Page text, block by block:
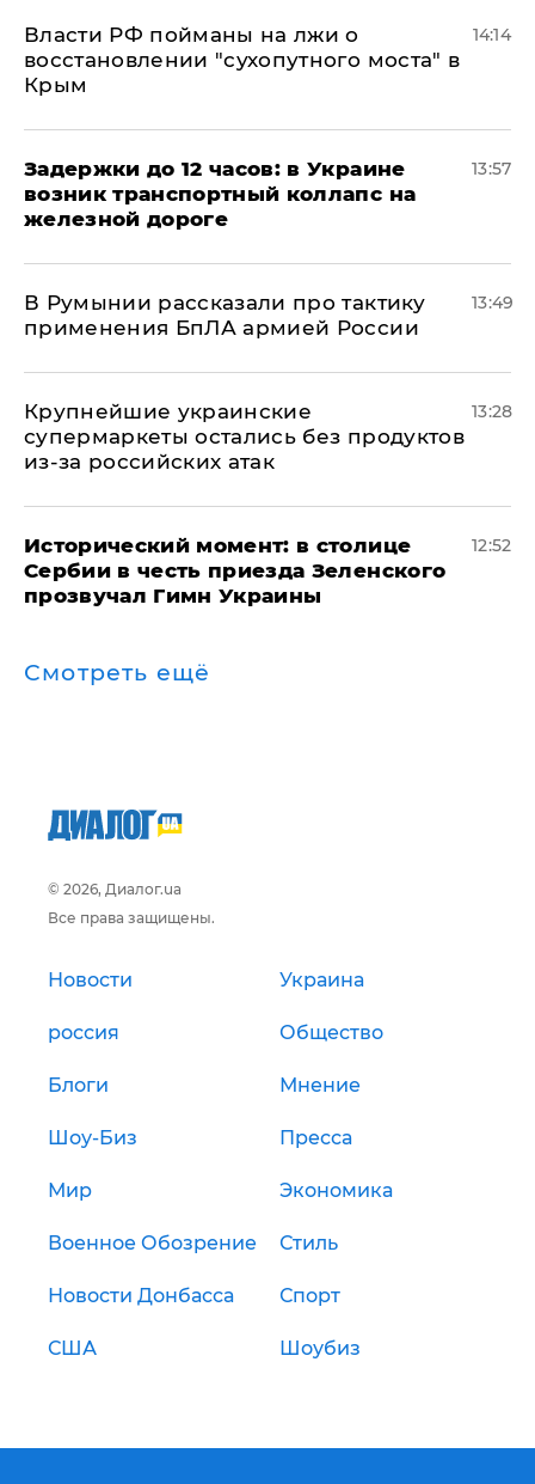
Власти РФ пойманы на лжи о
восстановлении "сухопутного моста" в
Крым
14:14
Задержки до 12 часов: в Украине
возник транспортный коллапс на
железной дороге
13:57
В Румынии рассказали про тактику
применения БпЛА армией России
13:49
Крупнейшие украинские
супермаркеты остались без продуктов
из-за российских атак
13:28
Исторический момент: в столице
Сербии в честь приезда Зеленского
прозвучал Гимн Украины
12:52
Смотреть ещё
© 2026, Диалог.ua
Все права защищены.
Новости Украина
россия Общество
Блоги Мнение
Шоу-Биз Пресса
Мир Экономика
Военное Обозрение Стиль
Новости Донбасса Спорт
США Шоубиз